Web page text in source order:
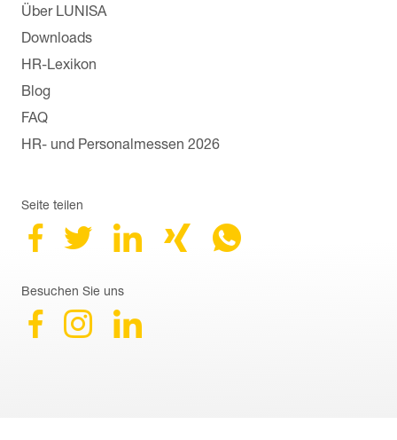
Navigation überspringen
Über LUNISA
Downloads
HR-Lexikon
Blog
FAQ
HR- und Personalmessen 2026
Seite teilen
Besuchen Sie uns